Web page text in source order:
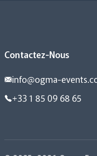
Contactez-Nous
info@ogma-
+33 1 85 09 68 65